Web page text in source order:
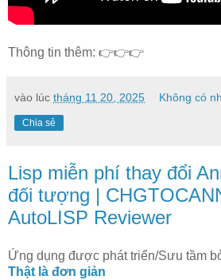
Thông tin thêm: 👉👉👉
vào lúc tháng 11 20, 2025 Không có
Chia sẻ
Lisp miễn phí thay đổi
đối tượng |
AutoLISP Reviewer
Ứng dụng được phát triển/Sưu tầm
Thật là đơn giản